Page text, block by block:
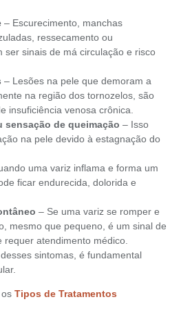
– Escurecimento, manchas
ressecamento ou
ser sinais de má circulação e risco
– Lesões na pele que demoram a
na região dos tornozelos, são
insuficiência venosa crônica.
sensação de queimação – Isso
na pele devido à estagnação do
uma variz inflama e forma um
ficar endurecida, dolorida e
– Se uma variz se romper e
mesmo que pequeno, é um sinal de
requer atendimento médico.
sintomas, é fundamental
Tipos de Tratamentos